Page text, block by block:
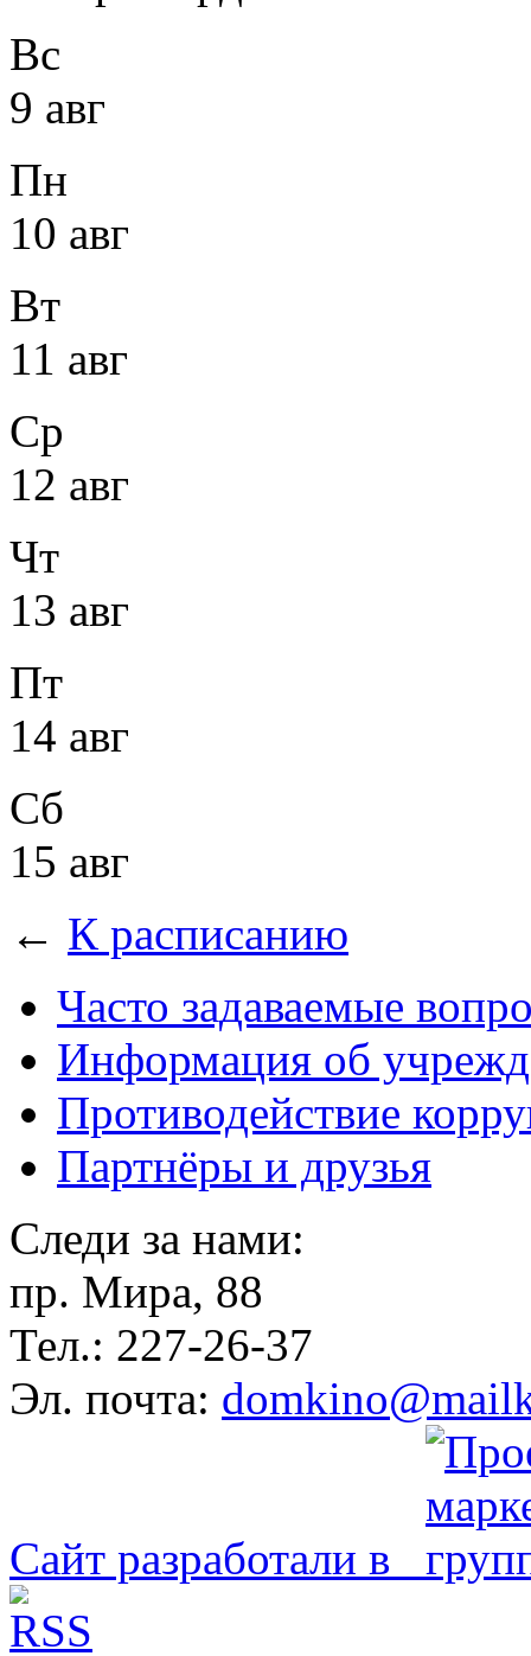
Вс
9 авг
Пн
10 авг
Вт
11 авг
Ср
12 авг
Чт
13 авг
Пт
14 авг
Сб
15 авг
← К расписанию
Часто задаваемые
Информация об
Противодействие
Партнёры и друзья
Следи за нами:
пр. Мира, 88
Тел.: 227-26-37
Эл. почта:
Сайт разработали в